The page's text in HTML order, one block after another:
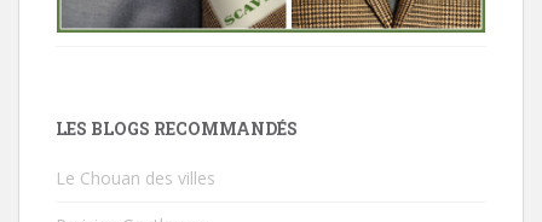
LES BLOGS RECOMMANDÉS
Le Chouan des villes